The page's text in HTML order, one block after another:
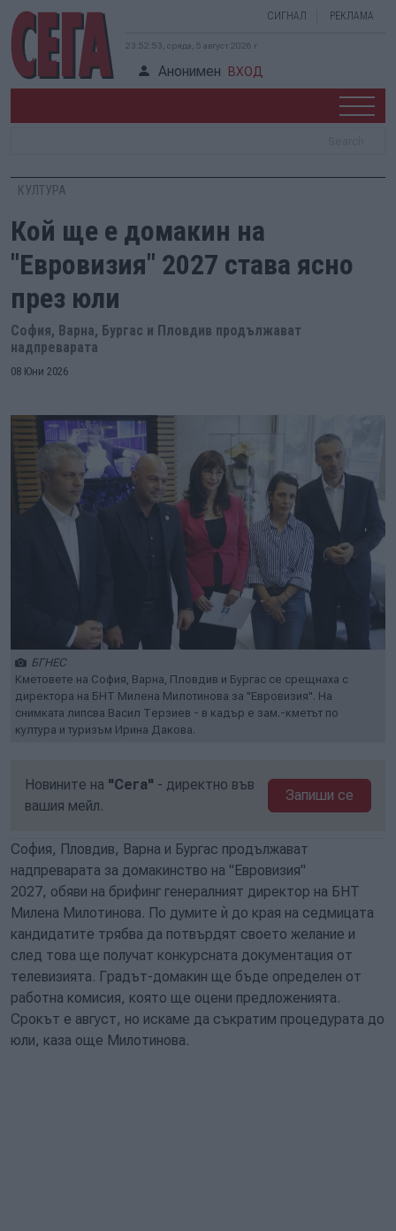
СИГНАЛ РЕКЛАМА
23:52:54, сряда, 5 август 2026 г.
Анонимен ВХОД
КУЛТУРА
Кой ще е домакин на
"Евровизия" 2027 става ясно
през юли
София, Варна, Бургас и Пловдив продължават
надпреварата
08 Юни 2026
БГНЕС
Кметовете на София, Варна, Пловдив и Бургас се срещнаха с
директора на БНТ Милена Милотинова за "Евровизия". На
снимката липсва Васил Терзиев - в кадър е зам.-кметът по
култура и туризъм Ирина Дакова.
Новините на "Сега" - директно във
вашия мейл.
Запиши се
София, Пловдив, Варна и Бургас продължават
надпреварата за домакинство на "Евровизия"
2027, обяви на брифинг генералният директор на БНТ
Милена Милотинова. По думите ѝ до края на седмицата
кандидатите трябва да потвърдят своето желание и
след това ще получат конкурсната документация от
телевизията. Градът-домакин ще бъде определен от
работна комисия, която ще оцени предложенията.
Срокът е август, но искаме да съкратим процедурата до
юли, каза още Милотинова.